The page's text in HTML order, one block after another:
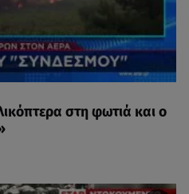
στη φωτιά και ο